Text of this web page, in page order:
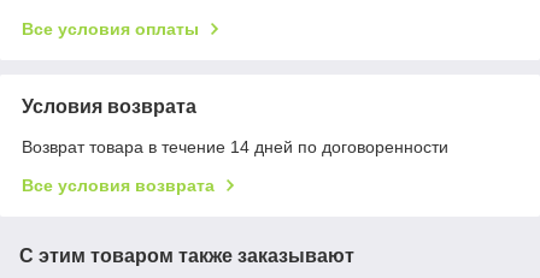
Все условия оплаты
Условия возврата
Возврат товара в течение 14 дней по договоренности
Все условия возврата
С этим товаром также заказывают